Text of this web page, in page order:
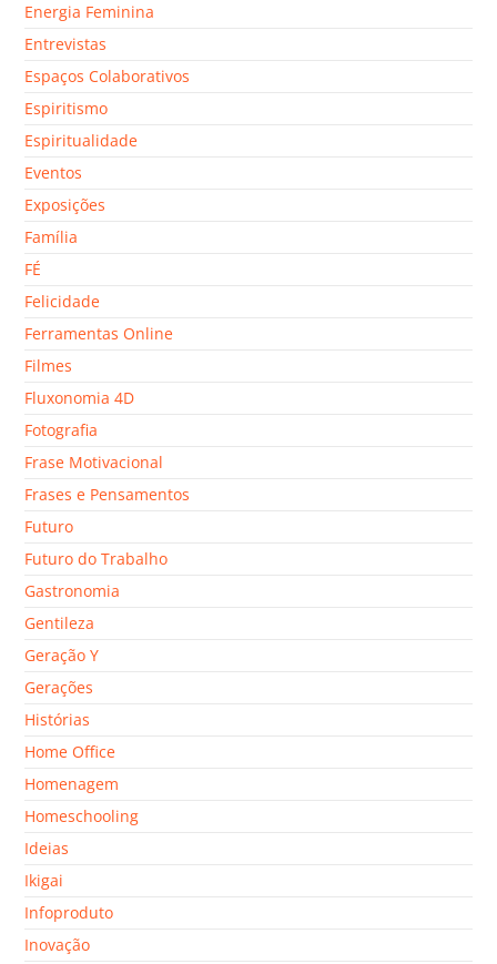
Energia Feminina
Entrevistas
Espaços Colaborativos
Espiritismo
Espiritualidade
Eventos
Exposições
Família
FÉ
Felicidade
Ferramentas Online
Filmes
Fluxonomia 4D
Fotografia
Frase Motivacional
Frases e Pensamentos
Futuro
Futuro do Trabalho
Gastronomia
Gentileza
Geração Y
Gerações
Histórias
Home Office
Homenagem
Homeschooling
Ideias
Ikigai
Infoproduto
Inovação